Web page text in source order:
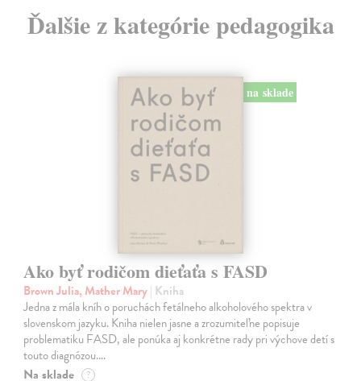
Ďalšie z kategórie pedagogika
na sklade
Ako byť rodičom dieťaťa s FASD
Brown Julia, Mather Mary| Kniha
Jedna z mála kníh o poruchách fetálneho alkoholového spektra v
slovenskom jazyku. Kniha nielen jasne a zrozumiteľne popisuje
problematiku FASD, ale ponúka aj konkrétne rady pri výchove detí s
touto diagnózou.…
Na sklade ?